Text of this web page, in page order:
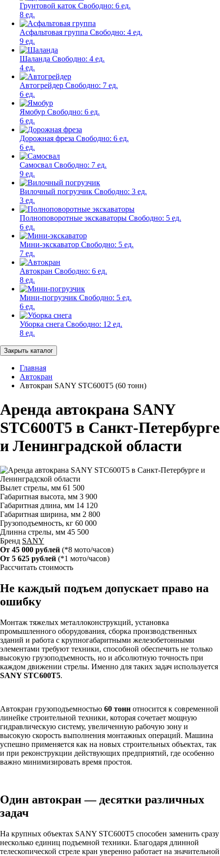
Грунтовой каток Свободно: 6 ед.
8 ед.
Асфальтовая группа Свободно: 4 ед.
9 ед.
Шаланда Свободно: 4 ед.
4 ед.
Автогрейдер Свободно: 7 ед.
6 ед.
Ямобур Свободно: 6 ед.
6 ед.
Дорожная фреза Свободно: 6 ед.
6 ед.
Самосвал Свободно: 7 ед.
9 ед.
Вилочный погрузчик Свободно: 3 ед.
3 ед.
Полноповоротные экскаваторы Свободно: 5 ед.
6 ед.
Мини-экскаватор Свободно: 5 ед.
7 ед.
Автокран Свободно: 6 ед.
8 ед.
Мини-погрузчик Свободно: 5 ед.
6 ед.
Уборка снега Свободно: 12 ед.
8 ед.
Закрыть каталог
Главная
Автокран
Автокран SANY STC600T5 (60 тонн)
Аренда автокрана SANY
STC600T5 в Санкт-Петербурге
и Ленинградской области
Вылет стрелы, мм 61 500
Габаритная высота, мм 3 900
Габаритная длина, мм 14 120
Габаритная ширина, мм 2 800
Грузоподъемность, кг 60 000
Длинна стрелы, мм 45 500
Бренд SANY
От 45 000 рублей (*8 мото/часов)
От 5 625 рублей (*1 мото/часов)
Рассчитать стоимость
Не каждый подъем допускает право на
ошибку
Монтаж тяжелых металлоконструкций, установка
промышленного оборудования, сборка производственных
зданий и работа с крупногабаритными железобетонными
элементами требуют техники, способной обеспечить не только
высокую грузоподъемность, но и абсолютную точность при
каждом движении стрелы. Именно для таких задач используется
SANY STC600T5.
Автокран грузоподъемностью 60 тонн относится к современной
линейке строительной техники, которая сочетает мощную
гидравлическую систему, увеличенную рабочую зону и
высокую скорость выполнения монтажных операций. Машина
успешно применяется как на новых строительных объектах, так
и при реконструкции действующих предприятий, где особенно
важно минимизировать время простоя.
Один автокран — десятки различных
задач
На крупных объектах SANY STC600T5 способен заменить сразу
несколько единиц подъемной техники. Благодаря длинной
телескопической стреле кран уверенно работает на значительной